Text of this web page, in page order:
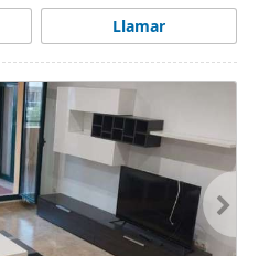
Llamar